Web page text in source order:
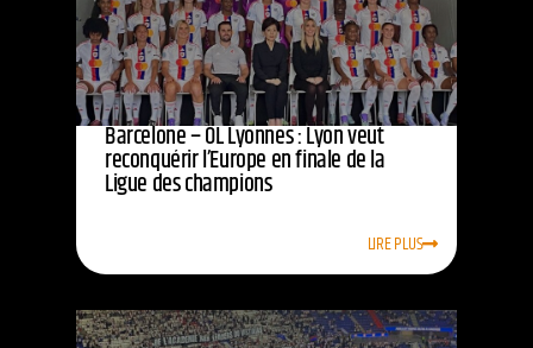
Barcelone – OL Lyonnes : Lyon veut
reconquérir l’Europe en finale de la
Ligue des champions
LIRE PLUS